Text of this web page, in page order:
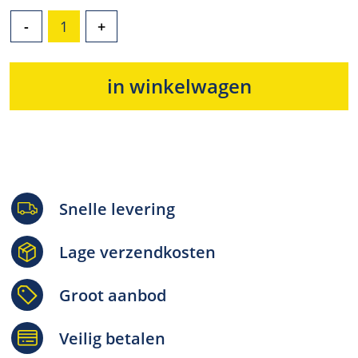
- +
in winkelwagen
Snelle levering
Lage verzendkosten
Groot aanbod
Veilig betalen